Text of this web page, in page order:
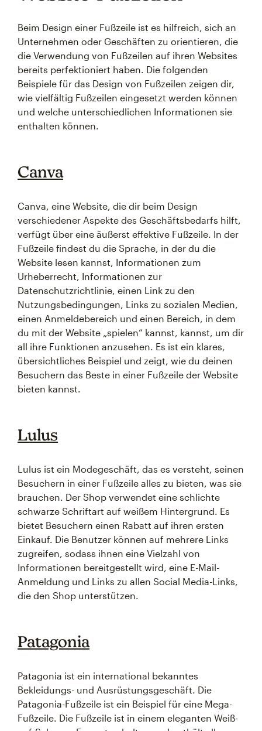
Beim Design einer Fußzeile ist es hilfreich, sich an
Unternehmen oder Geschäften zu orientieren, die
die Verwendung von Fußzeilen auf ihren Websites
bereits perfektioniert haben. Die folgenden
Beispiele für das Design von Fußzeilen zeigen dir,
wie vielfältig Fußzeilen eingesetzt werden können
und welche unterschiedlichen Informationen sie
enthalten können.
Canva
Canva, eine Website, die dir beim Design
verschiedener Aspekte des Geschäftsbedarfs hilft,
verfügt über eine äußerst effektive Fußzeile. In der
Fußzeile findest du die Sprache, in der du die
Website lesen kannst, Informationen zum
Urheberrecht, Informationen zur
Datenschutzrichtlinie, einen Link zu den
Nutzungsbedingungen, Links zu sozialen Medien,
einen Anmeldebereich und einen Bereich, in dem
du mit der Website „spielen“ kannst, kannst, um dir
all ihre Funktionen anzusehen. Es ist ein klares,
übersichtliches Beispiel und zeigt, wie du deinen
Besuchern das Beste in einer Fußzeile der Website
bieten kannst.
Lulus
Lulus ist ein Modegeschäft, das es versteht, seinen
Besuchern in einer Fußzeile alles zu bieten, was sie
brauchen. Der Shop verwendet eine schlichte
schwarze Schriftart auf weißem Hintergrund. Es
bietet Besuchern einen Rabatt auf ihren ersten
Einkauf. Die Benutzer können auf mehrere Links
zugreifen, sodass ihnen eine Vielzahl von
Informationen bereitgestellt wird, eine E-Mail-
Anmeldung und Links zu allen Social Media-Links,
die den Shop unterstützen.
Patagonia
Patagonia ist ein international bekanntes
Bekleidungs- und Ausrüstungsgeschäft. Die
Patagonia-Fußzeile ist ein Beispiel für eine Mega-
Fußzeile. Die Fußzeile ist in einem eleganten Weiß-